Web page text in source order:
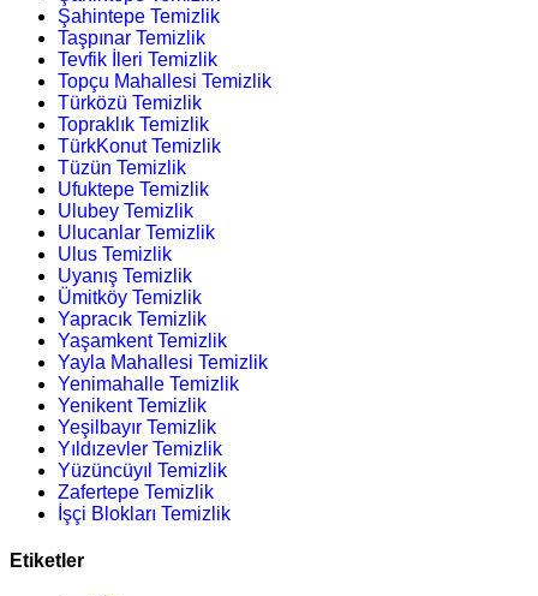
Şahintepe Temizlik
Taşpınar Temizlik
Tevfik İleri Temizlik
Topçu Mahallesi Temizlik
Türközü Temizlik
Topraklık Temizlik
TürkKonut Temizlik
Tüzün Temizlik
Ufuktepe Temizlik
Ulubey Temizlik
Ulucanlar Temizlik
Ulus Temizlik
Uyanış Temizlik
Ümitköy Temizlik
Yapracık Temizlik
Yaşamkent Temizlik
Yayla Mahallesi Temizlik
Yenimahalle Temizlik
Yenikent Temizlik
Yeşilbayır Temizlik
Yıldızevler Temizlik
Yüzüncüyıl Temizlik
Zafertepe Temizlik
İşçi Blokları Temizlik
Etiketler